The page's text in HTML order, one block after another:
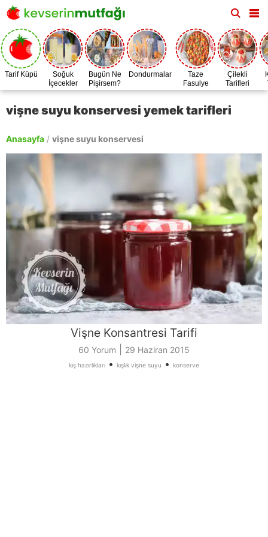
Tarif Küpü
Soğuk
İçecekler
Bugün Ne
Pişirsem?
Dondurmalar
Taze
Fasulye
Zamanı
Çilekli
Tarifleri
vişne suyu konservesi yemek tarifleri
Anasayfa / vişne suyu konservesi
Vişne Konsantresi Tarifi
60 Yorum 29 Haziran 2015
kış hazırlıkları • kışlık vişne suyu • konserve